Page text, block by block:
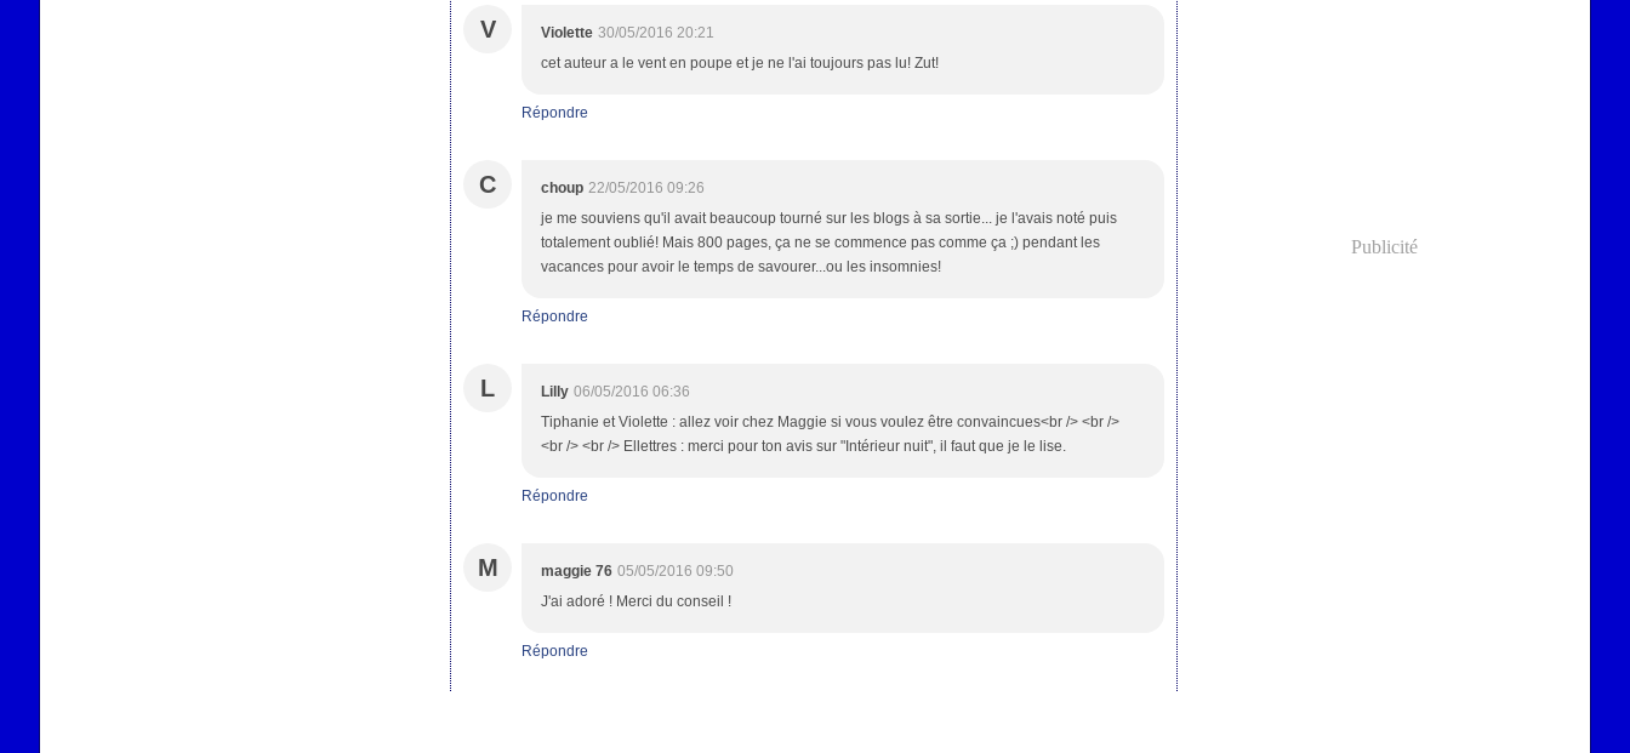
V Violette 30/05/2016 20:21
cet auteur a le vent en poupe et je ne l'ai toujours pas lu! Zut!
Répondre
C choup 22/05/2016 09:26
je me souviens qu'il avait beaucoup tourné sur les blogs à sa sortie... je l'avais noté puis
totalement oublié! Mais 800 pages, ça ne se commence pas comme ça ;) pendant les
vacances pour avoir le temps de savourer...ou les insomnies!
Répondre
L Lilly 06/05/2016 06:36
Tiphanie et Violette : allez voir chez Maggie si vous voulez être convaincues<br /> <br />
<br /> <br /> Ellettres : merci pour ton avis sur "Intérieur nuit", il faut que je le lise.
Répondre
M maggie 76 05/05/2016 09:50
J'ai adoré ! Merci du conseil !
Répondre
Publicité